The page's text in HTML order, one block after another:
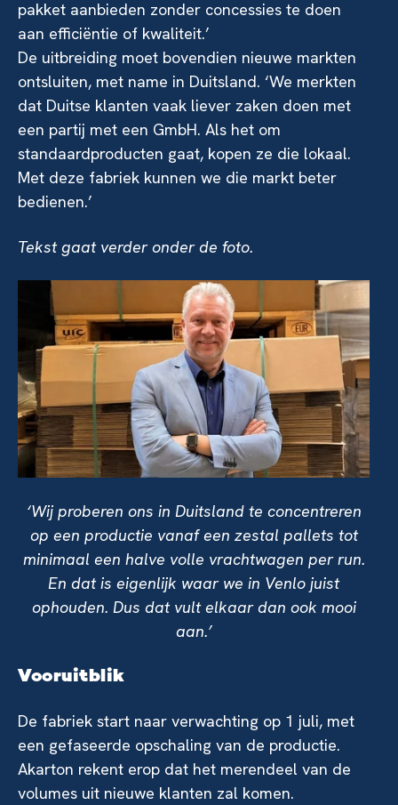
pakket aanbieden zonder concessies te doen
aan efficiëntie of kwaliteit.’
De uitbreiding moet bovendien nieuwe markten
ontsluiten, met name in Duitsland. ‘We merkten
dat Duitse klanten vaak liever zaken doen met
een partij met een GmbH. Als het om
standaardproducten gaat, kopen ze die lokaal.
Met deze fabriek kunnen we die markt beter
bedienen.’
Tekst gaat verder onder de foto.
‘Wij proberen ons in Duitsland te concentreren
op een productie vanaf een zestal pallets tot
minimaal een halve volle vrachtwagen per run.
En dat is eigenlijk waar we in Venlo juist
ophouden. Dus dat vult elkaar dan ook mooi
aan.’
Vooruitblik
De fabriek start naar verwachting op 1 juli, met
een gefaseerde opschaling van de productie.
Akarton rekent erop dat het merendeel van de
volumes uit nieuwe klanten zal komen.